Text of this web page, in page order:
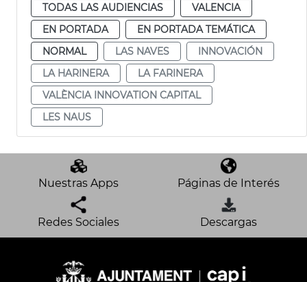
TODAS LAS AUDIENCIAS
VALENCIA
EN PORTADA
EN PORTADA TEMÁTICA
NORMAL
LAS NAVES
INNOVACIÓN
LA HARINERA
LA FARINERA
VALÈNCIA INNOVATION CAPITAL
LES NAUS
Nuestras Apps Páginas de Interés
Redes Sociales Descargas